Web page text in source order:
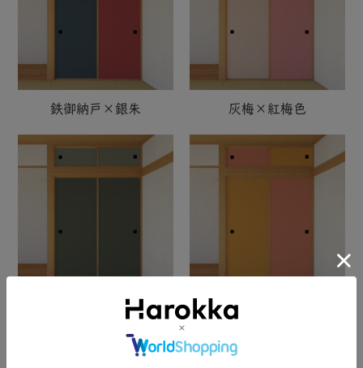
鉄御納戸×銀朱 灰梅×紅梅色
柳煤竹×利休鼠 柑子色×東雲色